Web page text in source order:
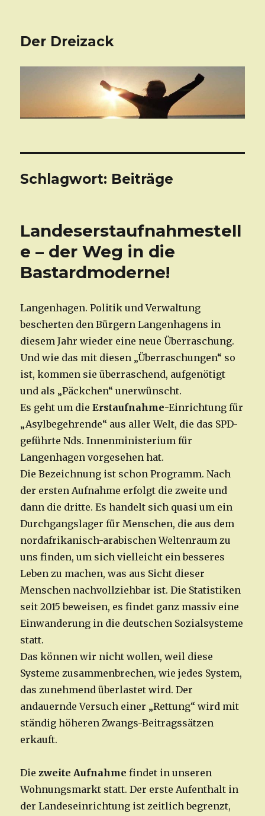
Der Dreizack
Schlagwort: Beiträge
Landeserstaufnahmestell
e – der Weg in die
Bastardmoderne!
Langenhagen. Politik und Verwaltung
bescherten den Bürgern Langenhagens in
diesem Jahr wieder eine neue Überraschung.
Und wie das mit diesen „Überraschungen“ so
ist, kommen sie überraschend, aufgenötigt
und als „Päckchen“ unerwünscht.
Es geht um dieErstaufnahme-Einrichtung für
„Asylbegehrende“ aus aller Welt, die das SPD-
geführte Nds. Innenministerium für
Langenhagen vorgesehen hat.
Die Bezeichnung ist schon Programm. Nach
der ersten Aufnahme erfolgt die zweite und
dann die dritte. Es handelt sich quasi um ein
Durchgangslager für Menschen, die aus dem
nordafrikanisch-arabischen Weltenraum zu
uns finden, um sich vielleicht ein besseres
Leben zu machen, was aus Sicht dieser
Menschen nachvollziehbar ist. Die Statistiken
seit 2015 beweisen, es findet ganz massiv eine
Einwanderung in die deutschen Sozialsysteme
statt.
Das können wir nicht wollen, weil diese
Systeme zusammenbrechen, wie jedes System,
das zunehmend überlastet wird. Der
andauernde Versuch einer „Rettung“ wird mit
ständig höheren Zwangs-Beitragssätzen
erkauft.
Diezweite Aufnahmefindet in unseren
Wohnungsmarkt statt. Der erste Aufenthalt in
der Landeseinrichtung ist zeitlich begrenzt,